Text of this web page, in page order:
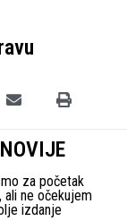
za početak
ali ne očekujem
izdanje